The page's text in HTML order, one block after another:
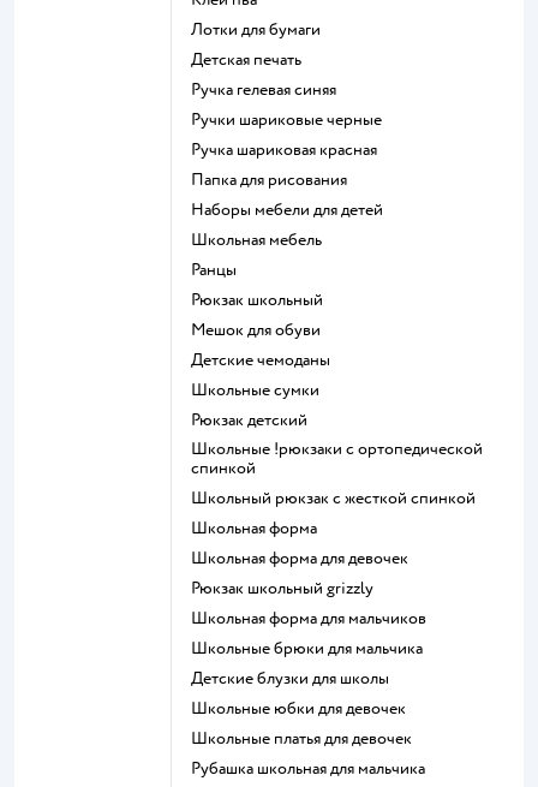
Лотки для бумаги
Детская печать
Ручка гелевая синяя
Ручки шариковые черные
Ручка шариковая красная
Папка для рисования
Наборы мебели для детей
Школьная мебель
Ранцы
Рюкзак школьный
Мешок для обуви
Детские чемоданы
Школьные сумки
Рюкзак детский
Школьные !рюкзаки с ортопедической
спинкой
Школьный рюкзак с жесткой спинкой
Школьная форма
Школьная форма для девочек
Рюкзак школьный grizzly
Школьная форма для мальчиков
Школьные брюки для мальчика
Детские блузки для школы
Школьные юбки для девочек
Школьные платья для девочек
Рубашка школьная для мальчика